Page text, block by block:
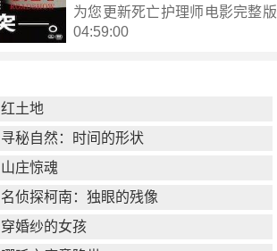
为您更新死亡护理师电影完整版
04:59:00
红土地
寻秘自然：时间的形状
山庄惊魂
名侦探柯南：独眼的残像
穿婚纱的女孩